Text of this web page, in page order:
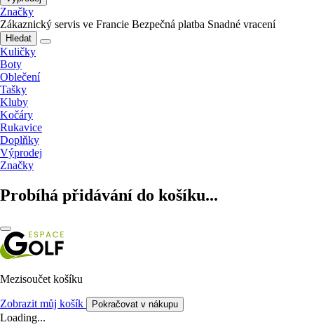
Značky
Zákaznický servis ve Francie Bezpečná platba Snadné vracení
Hledat
Kuličky
Boty
Oblečení
Tašky
Kluby
Kočáry
Rukavice
Doplňky
Výprodej
Značky
Probíhá přidávání do košíku...
Mezisoučet košíku
Zobrazit můj košík Pokračovat v nákupu
Loading...